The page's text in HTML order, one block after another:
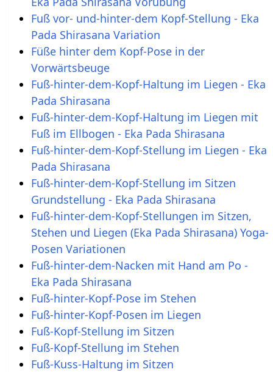
Fuß vor- und-hinter-dem Kopf-Stellung - Eka
Pada Shirasana Variation
Füße hinter dem Kopf-Pose in der
Vorwärtsbeuge
Fuß-hinter-dem-Kopf-Haltung im Liegen - Eka
Pada Shirasana
Fuß-hinter-dem-Kopf-Haltung im Liegen mit
Fuß im Ellbogen - Eka Pada Shirasana
Fuß-hinter-dem-Kopf-Stellung im Liegen - Eka
Pada Shirasana
Fuß-hinter-dem-Kopf-Stellung im Sitzen
Grundstellung - Eka Pada Shirasana
Fuß-hinter-dem-Kopf-Stellungen im Sitzen,
Stehen und Liegen (Eka Pada Shirasana) Yoga-
Posen Variationen
Fuß-hinter-dem-Nacken mit Hand am Po -
Eka Pada Shirasana
Fuß-hinter-Kopf-Pose im Stehen
Fuß-hinter-Kopf-Posen im Liegen
Fuß-Kopf-Stellung im Sitzen
Fuß-Kopf-Stellung im Stehen
Fuß-Kuss-Haltung im Sitzen